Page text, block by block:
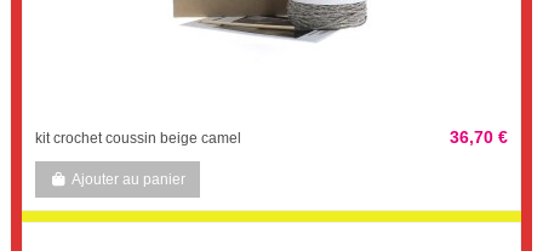
kit crochet coussin beige camel 36,70 €
Ajouter au panier